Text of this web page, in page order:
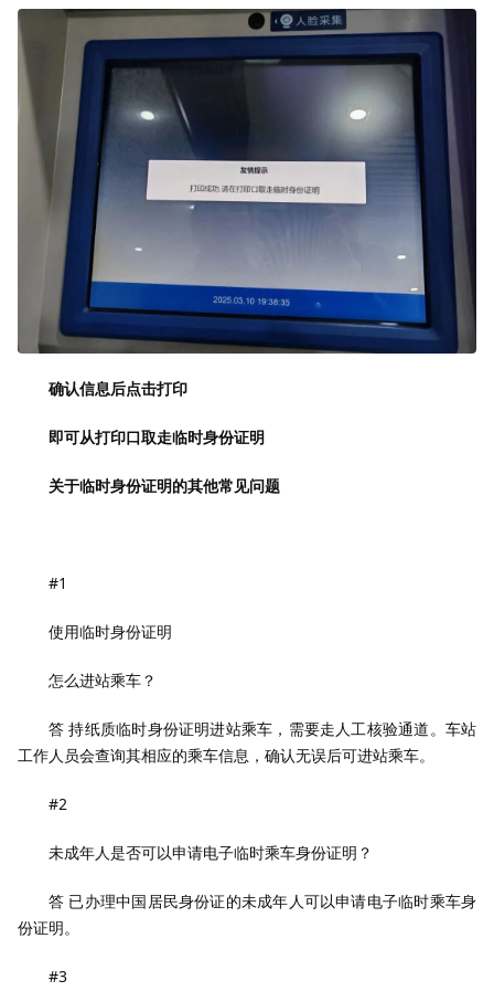
确认信息后点击打印
即可从打印口取走临时身份证明
关于临时身份证明的其他常见问题
#1
使用临时身份证明
怎么进站乘车？
答 持纸质临时身份证明进站乘车，需要走人工核验通道。车站
工作人员会查询其相应的乘车信息，确认无误后可进站乘车。
#2
未成年人是否可以申请电子临时乘车身份证明？
答 已办理中国居民身份证的未成年人可以申请电子临时乘车身
份证明。
#3